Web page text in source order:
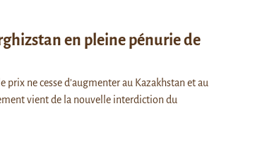
en pleine pénurie de
prix ne cesse d’augmenter au Kazakhstan et au
vient de la nouvelle interdiction du